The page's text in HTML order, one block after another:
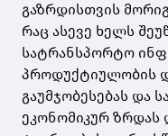
გაზრდისთვის
რაც ასევე ხელს
სატრანსპორტო
პროდუქტიულობის
გაუმჯობესებას და
ეკონომიკურ ზრდას